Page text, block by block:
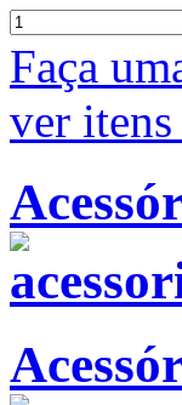
Faça
ver